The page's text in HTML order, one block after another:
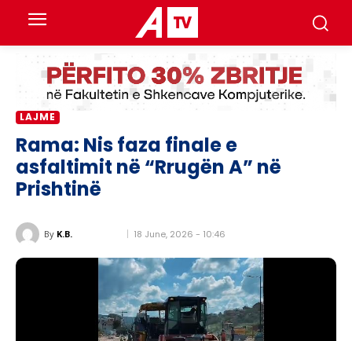
LAJME
Rama: Nis faza finale e
asfaltimit në “Rrugën A” në
Prishtinë
By K.B. 18 June, 2026 - 10:46